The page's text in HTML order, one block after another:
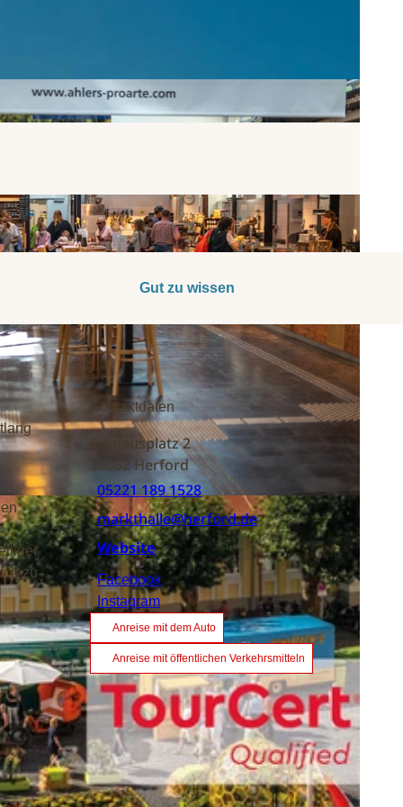
Gut zu wissen
zu
Kontaktdaten
Rathausplatz 2
32052Herford
05221 189 1528
markthalle@herford.de
Website
Facebook
Instagram
Anreise mit dem Auto
Anreise mit öffentlichen Verkehrsmitteln